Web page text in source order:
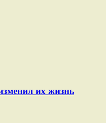
их жизнь